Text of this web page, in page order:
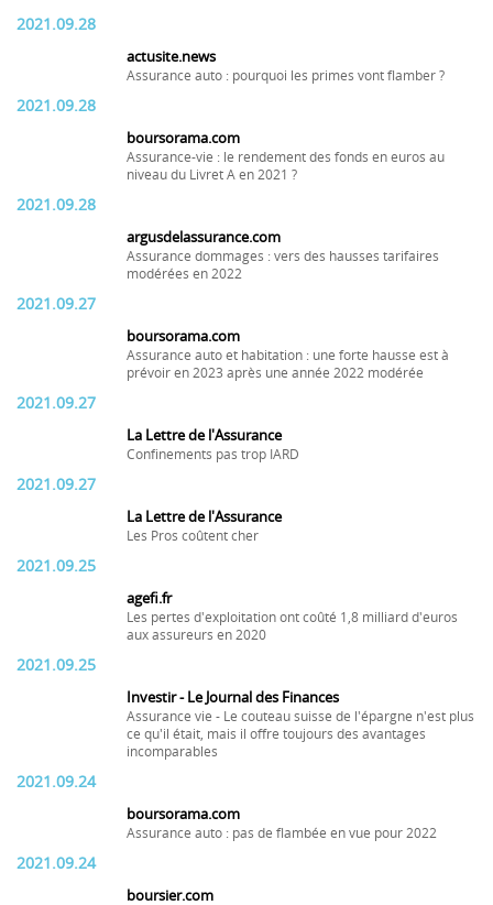
2021.09.28
actusite.news
Assurance auto : pourquoi les primes vont flamber ?
2021.09.28
boursorama.com
Assurance-vie : le rendement des fonds en euros au
niveau du Livret A en 2021 ?
2021.09.28
argusdelassurance.com
Assurance dommages : vers des hausses tarifaires
modérées en 2022
2021.09.27
boursorama.com
Assurance auto et habitation : une forte hausse est à
prévoir en 2023 après une année 2022 modérée
2021.09.27
La Lettre de l'Assurance
Confinements pas trop IARD
2021.09.27
La Lettre de l'Assurance
Les Pros coûtent cher
2021.09.25
agefi.fr
Les pertes d'exploitation ont coûté 1,8 milliard d'euros
aux assureurs en 2020
2021.09.25
Investir - Le Journal des Finances
Assurance vie - Le couteau suisse de l'épargne n'est plus
ce qu'il était, mais il offre toujours des avantages
incomparables
2021.09.24
boursorama.com
Assurance auto : pas de flambée en vue pour 2022
2021.09.24
boursier.com